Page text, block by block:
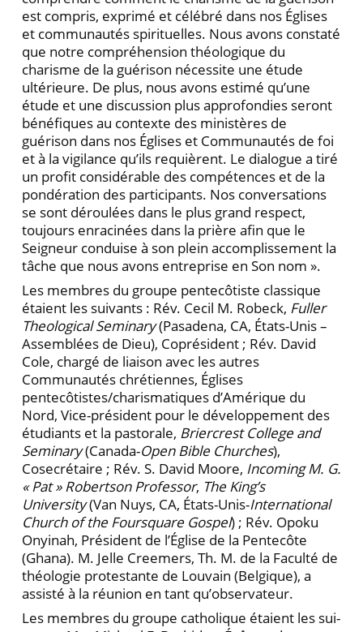
est compris, exprimé et célébré dans nos Églises
et communautés spirituelles. Nous avons constaté
que notre compréhension théologique du
charisme de la guérison nécessite une étude
ultérieure. De plus, nous avons estimé qu’une
étude et une discussion plus ap­profondies seront
bénéfiques au contexte des ministères de
guérison dans nos Églises et Communautés de foi
et à la vigilance qu’ils requièrent. Le dialogue a tiré
un profit con­sidérable des compétences et de la
pondération des participants. Nos conversations
se sont déroulées dans le plus grand respect,
toujours enracinées dans la prière afin que le
Seigneur conduise à son plein accomplisse­ment la
tâche que nous avons entreprise en Son nom ».
Les membres du groupe pentecôtiste classique
étaient les suivants : Rév. Cecil M. Robeck, Fuller
Theo­logical Seminary(Pasadena, CA, États-Unis –
Assemblées de Dieu), Coprésident ; Rév. David
Cole, chargé de liai­son avec les autres
Communautés chrétiennes, Églises
pentecôtistes/charismatiques d’Amérique du
Nord, Vice-président pour le développement des
étudiants et la pastorale, Briercrest College and
Seminary(Canada-Open Bible Churches),
Cosecrétaire ; Rév. S. David Moore, Incoming M. G.
« Pat » Robertson Professor, The King’s
University(Van Nuys, CA, États-Unis-International
Church of the Foursquare Gospel) ; Rév. Opoku
Onyinah, Président de l’Église de la Pentecôte
(Ghana). M. Jelle Creemers, Th. M. de la Faculté de
théologie protestante de Louvain (Belgique), a
assisté à la réunion en tant qu’observateur.
Les membres du groupe catholique étaient les sui­